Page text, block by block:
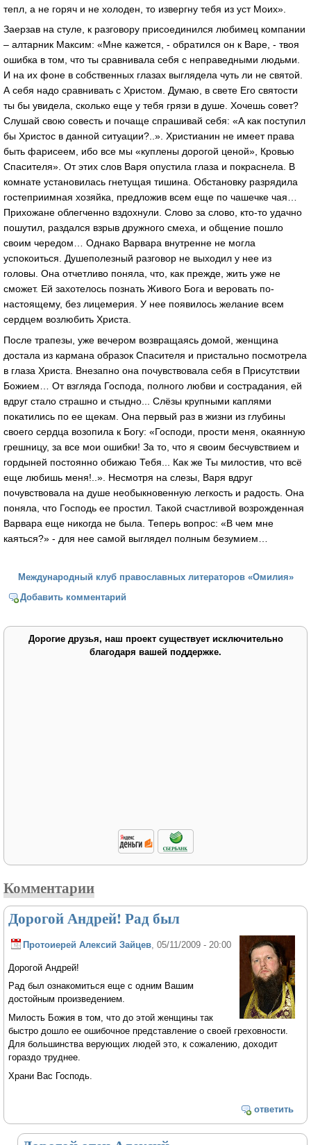
тепл, а не горяч и не холоден, то извергну тебя из уст Моих».
Заерзав на стуле, к разговору присоединился любимец компании
– алтарник Максим: «Мне кажется, - обратился он к Варе, - твоя
ошибка в том, что ты сравнивала себя с неправедными людьми.
И на их фоне в собственных глазах выглядела чуть ли не святой.
А себя надо сравнивать с Христом. Думаю, в свете Его святости
ты бы увидела, сколько еще у тебя грязи в душе. Хочешь совет?
Слушай свою совесть и почаще спрашивай себя: «А как поступил
бы Христос в данной ситуации?..». Христианин не имеет права
быть фарисеем, ибо все мы «куплены дорогой ценой», Кровью
Спасителя». От этих слов Варя опустила глаза и покраснела. В
комнате установилась гнетущая тишина. Обстановку разрядила
гостеприимная хозяйка, предложив всем еще по чашечке чая…
Прихожане облегченно вздохнули. Слово за слово, кто-то удачно
пошутил, раздался взрыв дружного смеха, и общение пошло
своим чередом… Однако Варвара внутренне не могла
успокоиться. Душеполезный разговор не выходил у нее из
головы. Она отчетливо поняла, что, как прежде, жить уже не
сможет. Ей захотелось познать Живого Бога и веровать по-
настоящему, без лицемерия. У нее появилось желание всем
сердцем возлюбить Христа.
После трапезы, уже вечером возвращаясь домой, женщина
достала из кармана образок Спасителя и пристально посмотрела
в глаза Христа. Внезапно она почувствовала себя в Присутствии
Божием… От взгляда Господа, полного любви и сострадания, ей
вдруг стало страшно и стыдно... Слёзы крупными каплями
покатились по ее щекам. Она первый раз в жизни из глубины
своего сердца возопила к Богу: «Господи, прости меня, окаянную
грешницу, за все мои ошибки! За то, что я своим бесчувствием и
гордыней постоянно обижаю Тебя... Как же Ты милостив, что всё
еще любишь меня!..». Несмотря на слезы, Варя вдруг
почувствовала на душе необыкновенную легкость и радость. Она
поняла, что Господь ее простил. Такой счастливой возрожденная
Варвара еще никогда не была. Теперь вопрос: «В чем мне
каяться?» - для нее самой выглядел полным безумием…
Международный клуб православных литераторов «Омилия»
Добавить комментарий
Дорогие друзья, наш проект существует исключительно
благодаря вашей поддержке.
Комментарии
Дорогой Андрей! Рад был
Протоиерей Алексий Зайцев , 05/11/2009 - 20:00
Дорогой Андрей!
Рад был ознакомиться еще с одним Вашим
достойным произведением.
Милость Божия в том, что до этой женщины так
быстро дошло ее ошибочное представление о своей греховности.
Для большинства верующих людей это, к сожалению, доходит
гораздо труднее.
Храни Вас Господь.
ответить